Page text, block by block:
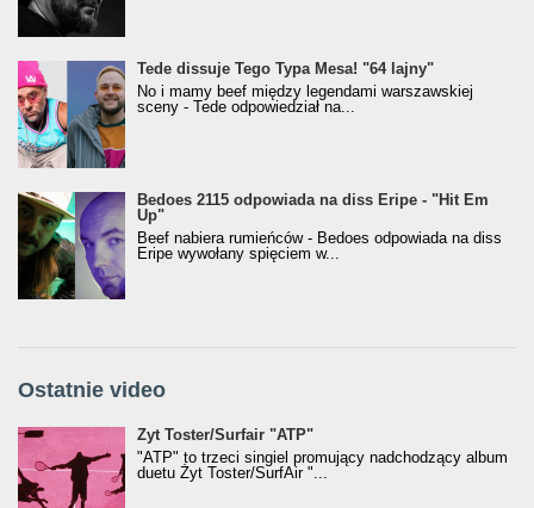
Tede dissuje Tego Typa Mesa! "64 lajny"
No i mamy beef między legendami warszawskiej
sceny - Tede odpowiedział na...
Bedoes 2115 odpowiada na diss Eripe - "Hit Em
Up"
Beef nabiera rumieńców - Bedoes odpowiada na diss
Eripe wywołany spięciem w...
Ostatnie video
Żyt Toster/SurfAir - ATP VIDEO
Żyt Toster/Surfair "ATP"
"ATP" to trzeci singiel promujący nadchodzący album
duetu Żyt Toster/SurfAir "...